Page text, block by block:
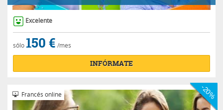
Excelente
sólo150 € /mes
INFÓRMATE
Francés online -20%